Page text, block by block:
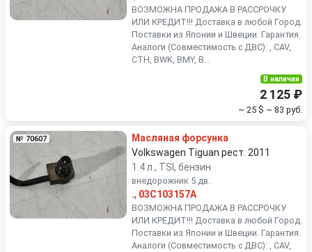
ВОЗМОЖНА ПРОДАЖА В РАССРОЧКУ
ИЛИ КРЕДИТ!!! Доставка в любой Город.
Поставки из Японии и Швеции. Гарантия.
Аналоги (Совместимость с ДВС): , CAV,
CTH, BWK, BMY, B...
В наличии
2 125 ₽
~ 25 $ ~ 83 руб.
№ 70607
Масляная форсунка
Volkswagen Tiguan рест. 2011
1.4 л., TSI, бензин
внедорожник 5 дв.
., 03C103157A
ВОЗМОЖНА ПРОДАЖА В РАССРОЧКУ
ИЛИ КРЕДИТ!!! Доставка в любой Город.
Поставки из Японии и Швеции. Гарантия.
Аналоги (Совместимость с ДВС): , CAV,